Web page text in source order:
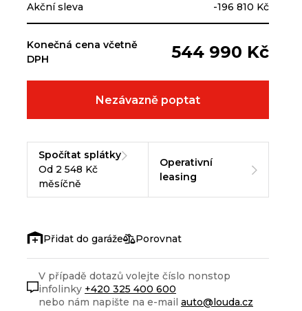
Akční sleva
-196 810 Kč
Konečná cena včetně
DPH
544 990 Kč
Nezávazně poptat
Spočítat splátky
Od 2 548 Kč
měsíčně
Operativní
leasing
Porovnat
V případě dotazů volejte číslo nonstop
infolinky +420 325 400 600
nebo nám napište na e-mail auto@louda.cz